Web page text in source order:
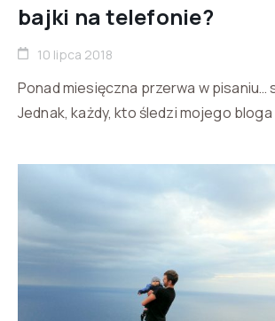
bajki na telefonie?
10 lipca 2018
Ponad miesięczna przerwa w pisaniu…
Jednak, każdy, kto śledzi mojego